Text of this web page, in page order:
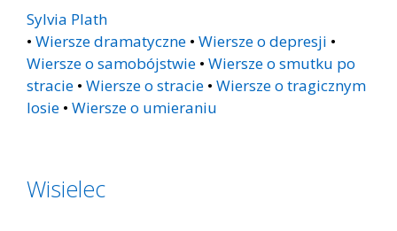
Sylvia Plath
• Wiersze dramatyczne • Wiersze o depresji •
Wiersze o samobójstwie • Wiersze o smutku po
stracie • Wiersze o stracie • Wiersze o tragicznym
losie • Wiersze o umieraniu
Wisielec